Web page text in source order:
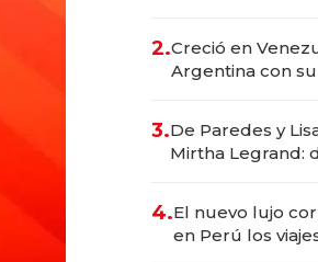
2.Creció en
Argentina con
marcas "fast
3.De Paredes y
Mirtha Legrand:
4.El nuevo lujo
en Perú los